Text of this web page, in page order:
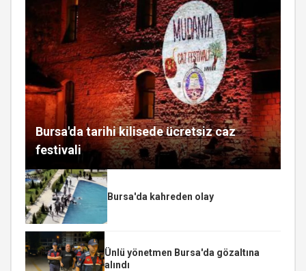
Bursa'da tarihi kilisede ücretsiz caz
festivali
Bursa'da kahreden olay
Ünlü yönetmen Bursa'da gözaltına
alındı